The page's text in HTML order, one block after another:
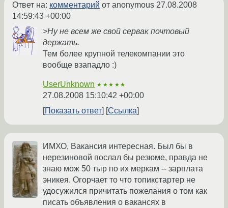
Ответ на: комментарий от anonymous 27.08.2008
14:59:43 +00:00
>Ну не всем же свой сервак почтовый
держать.
Тем более крупной телекомпании это
вообще взападло :)
UserUnknown ★★★★★
27.08.2008 15:10:42 +00:00
Показать ответ
Ссылка
ИМХО, Вакансия интересная. Был бы в
нерезиновой послал бы резюме, правда не
знаю мож 50 тыр по их меркам -- зарплата
эникея. Огорчает то что топикстартер не
удосужился причитать пожелания о том как
писать объявления о вакансях в